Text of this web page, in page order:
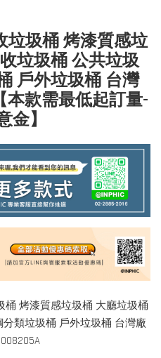
垃圾桶 烤漆質感垃
垃圾桶 公共垃圾
戶外垃圾桶 台灣
本款需最低起訂量-
】
桶 烤漆質感垃圾桶 大廳垃圾桶
類垃圾桶 戶外垃圾桶 台灣廠